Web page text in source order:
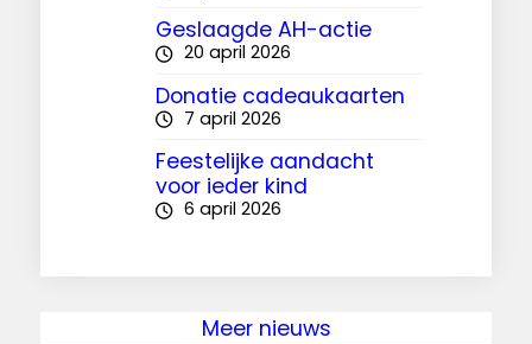
Geslaagde AH-actie
20 april 2026
Donatie cadeaukaarten
7 april 2026
Feestelijke aandacht
voor ieder kind
6 april 2026
Meer nieuws